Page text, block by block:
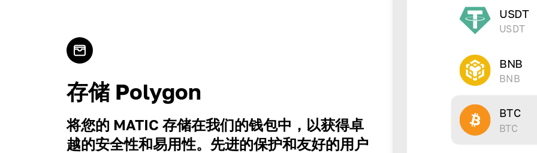
存储 Polygon
将您的 MATIC 存储在我们的钱包中，以获得卓
越的安全性和易用性。先进的保护和友好的用户
USDT
USDT
BNB
BNB
BTC
BTC